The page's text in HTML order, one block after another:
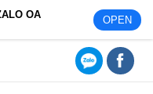
OA OPEN